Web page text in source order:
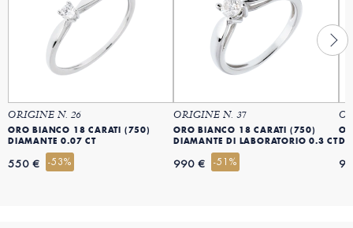
ORIGINE N. 26
ORO BIANCO 18 CARATI (750)
DIAMANTE 0.07 CT
550 € -53%
ORIGINE N. 37
ORO BIANCO 18 CARATI (750)
DIAMANTE DI LABORATORIO 0.3 CT
990 € -51%